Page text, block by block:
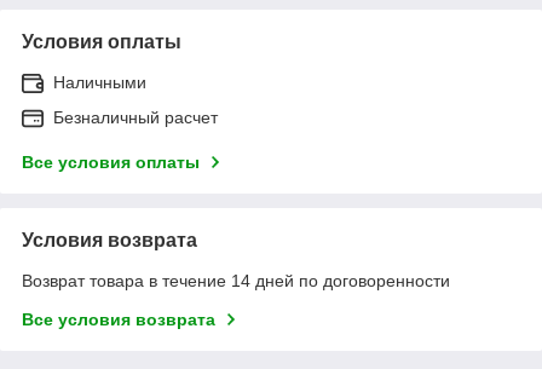
Условия оплаты
Наличными
Безналичный расчет
Все условия оплаты
Условия возврата
Возврат товара в течение 14 дней по договоренности
Все условия возврата